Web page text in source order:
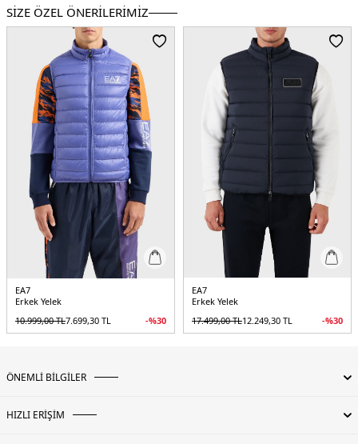
Kalıp :Regular Fit
Detay :
Üretim Yeri : Çin
5DE18NPQ01PN29Z1846.08
SİZE ÖZEL ÖNERİLERİMİZ
EA7
Erkek Yelek
10.999,00TL7.699,30 TL -%30
EA7
Erkek Yelek
17.499,00TL12.249,30 TL -%30
ÖNEMLİ BİLGİLER
HIZLI ERİŞİM